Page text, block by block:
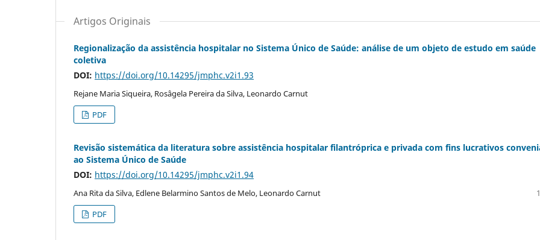
Artigos Originais
Regionalização da assistência hospitalar no Sistema Único de Saúde: análise de um objeto de estudo em saúde
coletiva
DOI: https://doi.org/10.14295/jmphc.v2i1.93
Rejane Maria Siqueira, Rosâgela Pereira da Silva, Leonardo Carnut
PDF
Revisão sistemática da literatura sobre assistência hospitalar filantróprica e privada com fins lucrativos
ao Sistema Único de Saúde
DOI: https://doi.org/10.14295/jmphc.v2i1.94
Ana Rita da Silva, Edlene Belarmino Santos de Melo, Leonardo Carnut
PDF